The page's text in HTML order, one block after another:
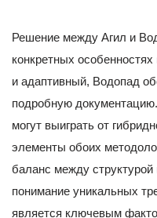
Решение между Агил и
конкретных
и адаптивный, Водопад
подробную
могут выиграть от
элементы обоих
баланс между структурой
понимание уникальных
является ключевым